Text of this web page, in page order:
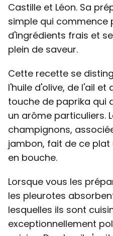
Castille et Léon. Sa
simple qui commence
d'ingrédients frais et
plein de saveur.
Cette recette se
l'huile d'olive, de l'ail et
touche de paprika qui
un arôme particuliers.
champignons,
jambon, fait de ce plat
en bouche.
Lorsque vous les
les pleurotes
lesquelles ils sont
exceptionnellement